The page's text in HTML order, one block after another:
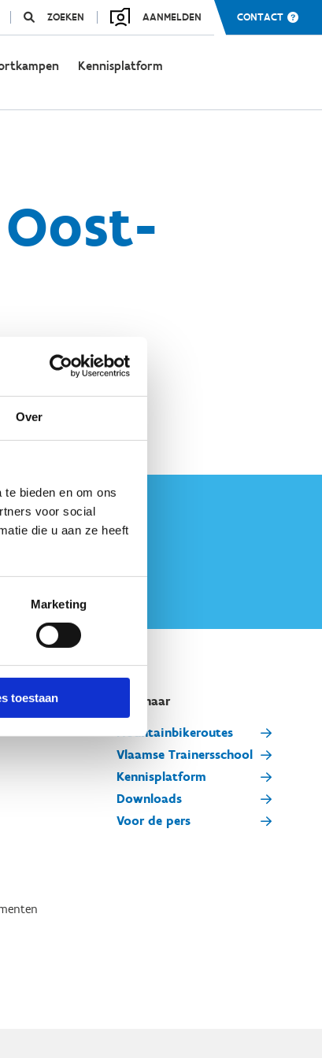
Over
bieden en om ons
voor social
die u aan ze heeft
Marketing
toestaan
ZOEKEN AANMELDEN CONTACT
Kennisplatform
Snel naar
Mountainbikeroutes
Vlaamse Trainersschool
Kennisplatform
Downloads
Voor de pers